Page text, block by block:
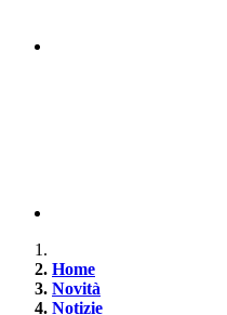
Home
Novità
Notizie